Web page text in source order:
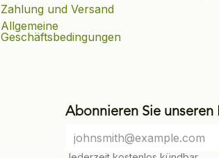
Zahlung und Versand
Allgemeine
Geschäftsbedingungen
Abonnieren Sie unseren